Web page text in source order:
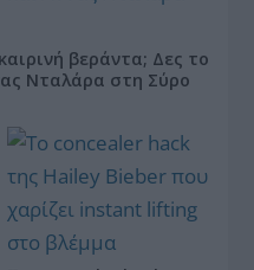
βεράντα; Δες το
Νταλάρα στη Σύρο